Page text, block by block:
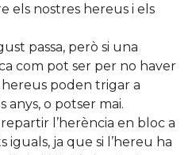
els nostres hereus i els
passa, però si una
com pot ser per no haver
poden trigar a
anys, o potser mai.
l’herència en bloc a
ja que si l’hereu ha